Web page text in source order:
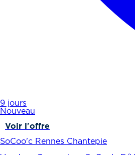
9 jours
Nouveau
Voir l'offre
SoCoo'c Rennes Chantepie